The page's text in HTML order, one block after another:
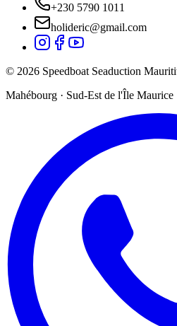
+230 5790 1011
holideric@gmail.com
© 2026 Speedboat Seaduction
Mahébourg · Sud-Est de l'Île Maurice